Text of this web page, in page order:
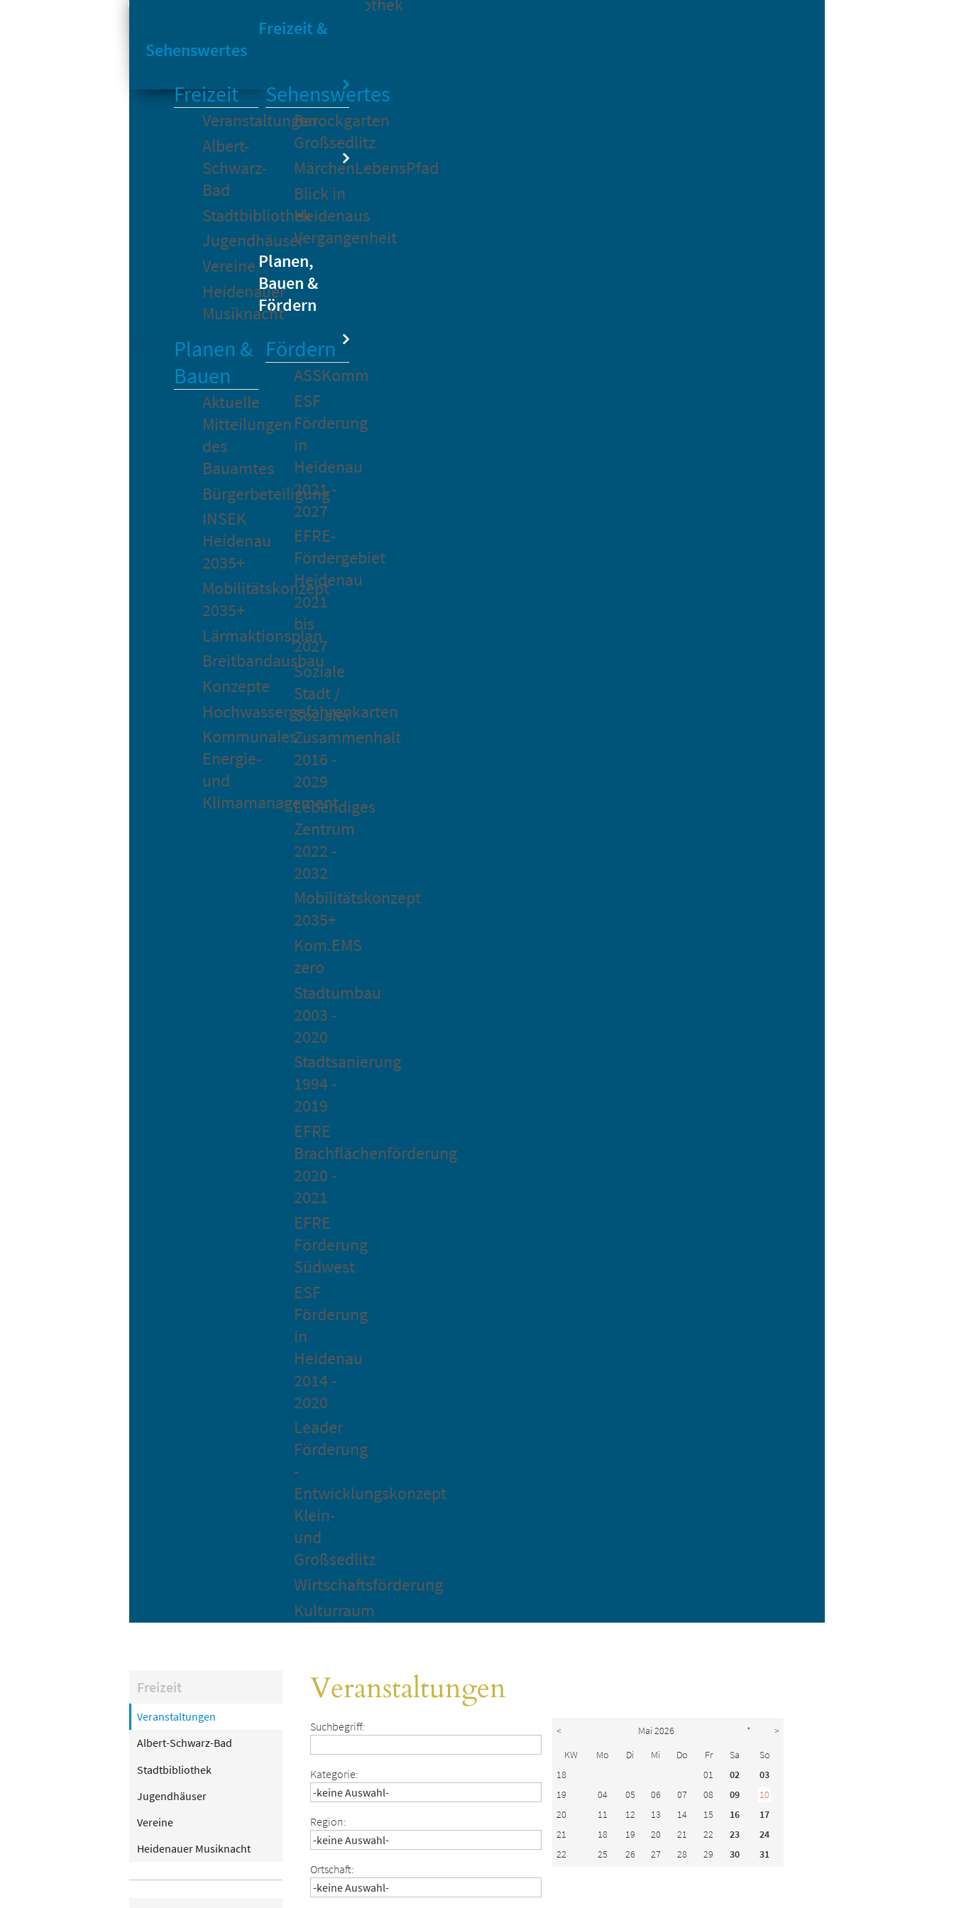
Bikesharing
Stadtbibliothek
Freizeit &
Sehenswertes
Freizeit
Veranstaltungen
Albert-
Schwarz-
Bad
Stadtbibliothek
Jugendhäuser
Vereine
Heidenauer
Musiknacht
Sehenswertes
Barockgarten
Großsedlitz
MärchenLebensPfad
Blick in
Heidenaus
Vergangenheit
Planen,
Bauen &
Fördern
Planen &
Bauen
Aktuelle
Mitteilungen
des
Bauamtes
Bürgerbeteiligung
INSEK
Heidenau
2035+
Mobilitätskonzept
2035+
Lärmaktionsplan
Breitbandausbau
Konzepte
Hochwassergefahrenkarten
Kommunales
Energie-
und
Klimamanagement
Fördern
ASSKomm
ESF
Förderung
in
Heidenau
2021 -
2027
EFRE-
Fördergebiet
Heidenau
2021
bis
2027
Soziale
Stadt /
Sozialer
Zusammenhalt
2016 -
2029
Lebendiges
Zentrum
2022 -
2032
Mobilitätskonzept
2035+
Kom.EMS
zero
Stadtumbau
2003 -
2020
Stadtsanierung
1994 -
2019
EFRE
Brachflächenförderung
2020 -
2021
EFRE
Förderung
Südwest
ESF
Förderung
in
Heidenau
2014 -
2020
Leader
Förderung
-
Entwicklungskonzept
Klein-
und
Großsedlitz
Wirtschaftsförderung
Kulturraum
Freizeit
Veranstaltungen
Albert-Schwarz-Bad
Stadtbibliothek
Jugendhäuser
Vereine
Heidenauer Musiknacht
Veranstaltungen
Suchbegriff:
Kategorie:
Region:
Ortschaft:
< Mai 2026 *
>
KW
Mo Di Mi Do Fr Sa
So
18
01 02
03
19
04 05 06 07 08 09
10
20
11 12 13 14 15 16
17
21
18 19 20 21 22 23
24
22
25 26 27 28 29 30 31